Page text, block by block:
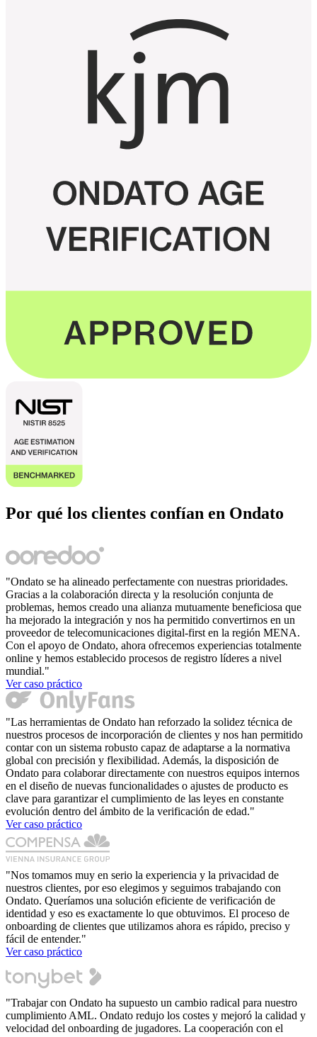
Por qué los clientes confían en Ondato
"Ondato se ha alineado perfectamente con nuestras prioridades.
Gracias a la colaboración directa y la resolución conjunta de
problemas, hemos creado una alianza mutuamente beneficiosa que
ha mejorado la integración y nos ha permitido convertirnos en un
proveedor de telecomunicaciones digital-first en la región MENA.
Con el apoyo de Ondato, ahora ofrecemos experiencias totalmente
online y hemos establecido procesos de registro líderes a nivel
mundial."
Ver caso práctico
"Las herramientas de Ondato han reforzado la solidez técnica de
nuestros procesos de incorporación de clientes y nos han permitido
contar con un sistema robusto capaz de adaptarse a la normativa
global con precisión y flexibilidad. Además, la disposición de
Ondato para colaborar directamente con nuestros equipos internos
en el diseño de nuevas funcionalidades o ajustes de producto es
clave para garantizar el cumplimiento de las leyes en constante
evolución dentro del ámbito de la verificación de edad."
Ver caso práctico
"Nos tomamos muy en serio la experiencia y la privacidad de
nuestros clientes, por eso elegimos y seguimos trabajando con
Ondato. Queríamos una solución eficiente de verificación de
identidad y eso es exactamente lo que obtuvimos. El proceso de
onboarding de clientes que utilizamos ahora es rápido, preciso y
fácil de entender."
Ver caso práctico
"Trabajar con Ondato ha supuesto un cambio radical para nuestro
cumplimiento AML. Ondato redujo los costes y mejoró la calidad y
velocidad del onboarding de jugadores. La cooperación con el